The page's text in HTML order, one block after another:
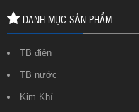
DANH MỤC SẢN PHẨM
TB điện
TB nước
Kim Khí